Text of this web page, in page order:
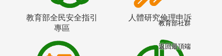
教育部全民安全指引
專區
人體研究倫理申訴
教育部社群
返回最頂端